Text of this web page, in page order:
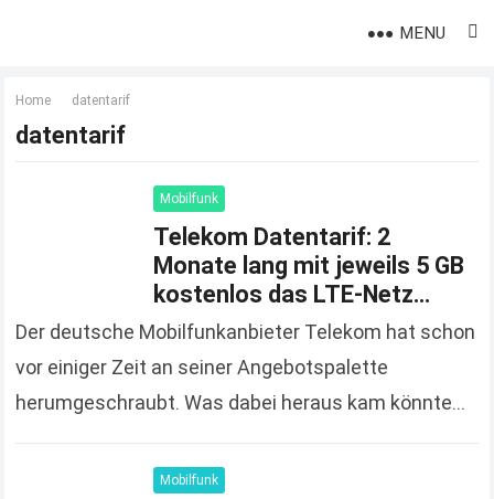
MENU
Home datentarif
datentarif
Mobilfunk
Telekom Datentarif: 2
Monate lang mit jeweils 5 GB
kostenlos das LTE-Netz
testen
Der deutsche Mobilfunkanbieter Telekom hat schon
vor einiger Zeit an seiner Angebotspalette
herumgeschraubt. Was dabei heraus kam könnte
um einen Scherz handelt es…
Mobilfunk